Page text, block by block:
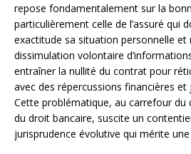
repose fondamentalement sur la
particulièrement celle de l’assuré qui
exactitude sa situation personnelle et
dissimulation volontaire
entraîner la nullité du contrat pour
avec des répercussions financières et
Cette problématique, au carrefour du
du droit bancaire, suscite un
jurisprudence évolutive qui mérite